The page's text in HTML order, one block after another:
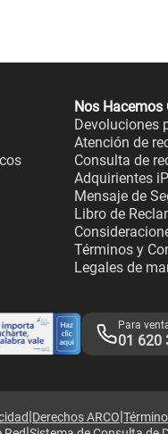
Nos Hacemos
Devoluciones
Atención de
Consulta de
Adquirientes
Mensaje de
Libro de
Términos y
Legales de
Para
01 620
|Derechos ARCO|